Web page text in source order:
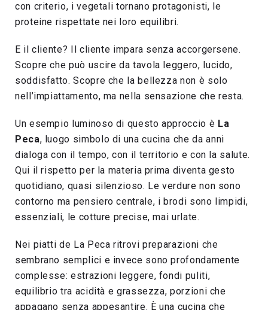
con criterio, i vegetali tornano protagonisti, le
proteine rispettate nei loro equilibri.
E il cliente? Il cliente impara senza accorgersene.
Scopre che può uscire da tavola leggero, lucido,
soddisfatto. Scopre che la bellezza non è solo
nell’impiattamento, ma nella sensazione che resta.
Un esempio luminoso di questo approccio è La
Peca, luogo simbolo di una cucina che da anni
dialoga con il tempo, con il territorio e con la salute.
Qui il rispetto per la materia prima diventa gesto
quotidiano, quasi silenzioso. Le verdure non sono
contorno ma pensiero centrale, i brodi sono limpidi,
essenziali, le cotture precise, mai urlate.
Nei piatti de La Peca ritrovi preparazioni che
sembrano semplici e invece sono profondamente
complesse: estrazioni leggere, fondi puliti,
equilibrio tra acidità e grassezza, porzioni che
appagano senza appesantire. È una cucina che